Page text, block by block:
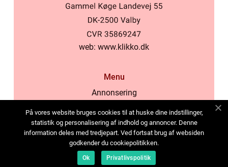
web: www.klikko.dk
Menu
Annonsering
Cookies
Kontakta oss
Sitemap
På vores website bruges cookies til at huske dine indstillinger,
statistik og personalisering af indhold og annoncer. Denne
information deles med tredjepart. Ved fortsat brug af websiden
godkender du cookiepolitikken.
Ok Privatlivspolitik